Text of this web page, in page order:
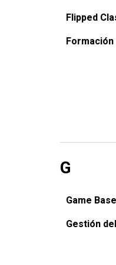
Flipped
G
Game
Gestión